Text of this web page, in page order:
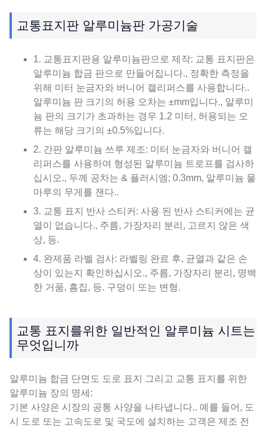
교통표지판 알루미늄판 가공기술
1. 교통표지판용 알루미늄판으로 제작: 교통 표지판은
알루미늄 합금 판으로 만들어집니다., 정확한 측정을
위해 미터 눈금자와 버니어 캘리퍼스를 사용합니다..
알루미늄 판 크기의 허용 오차는 ±mm입니다., 알루미
늄 판의 크기가 초과하는 경우 1.2 미터, 허용되는 오
류는 해당 크기의 ±0.5%입니다.
2. 간판 알루미늄 쓰루 제조: 미터 눈금자와 버니어 캘
리퍼스를 사용하여 형성된 알루미늄 트로프를 검사하
십시오., 두께 공차는 & 플러시엠; 0.3mm, 알루미늄 물
마루의 무게를 잰다..
3. 교통 표지 반사 스티커: 사용 된 반사 스티커에는 균
열이 없습니다., 주름, 가장자리 분리, 고르지 않은 색
상, 등.
4. 완제품 라벨 검사: 라벨링 완료 후, 균열과 같은 손
상이 있는지 확인하십시오., 주름, 가장자리 분리, 명백
한 거품, 흠집, 등. 구덩이 또는 변형.
교통 표지를위한 일반적인 알루미늄 시트는
무엇입니까
알루미늄 합금 단면도 도로 표지 그리고 교통 표지를 위한
알루미늄 장의 명세:
기본 사양은 시장의 공통 사양을 나타냅니다.. 예를 들어, 도
시 도로 또는 고속도로 및 국도에 설치하는 고객은 제조 전